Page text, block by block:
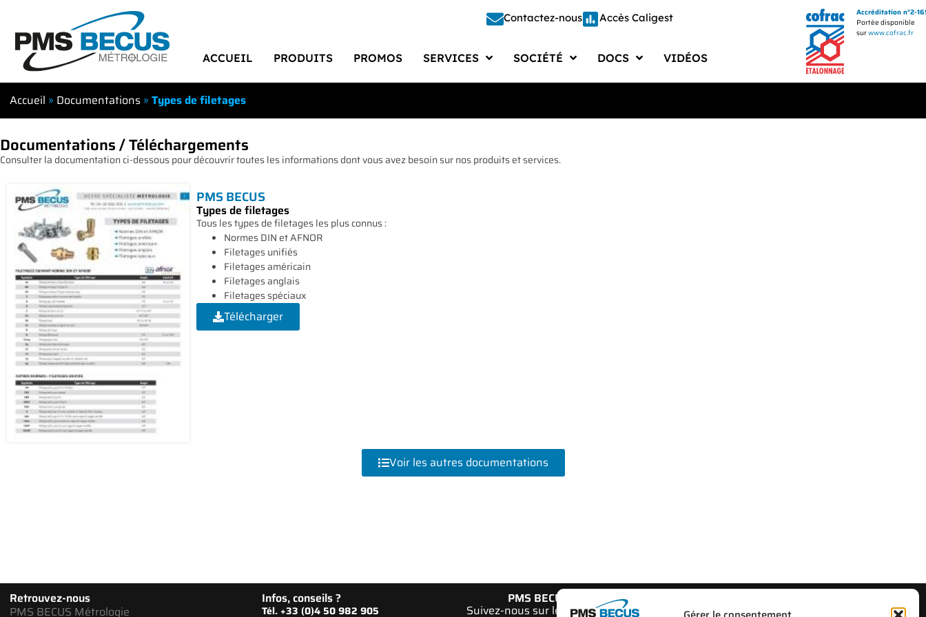
Contactez-nous Accès Caligest
ACCUEIL PRODUITS PROMOS SERVICES
Étalonnage
SOCIÉTÉ
Société
DOCS
Documents PMS BECUS
VIDÉOS
Accréditation n°2-
Portée disponible
surwww.cofrac.fr
Accueil » Documentations » Types de filetages
Documentations / Téléchargements
Consulter la documentation ci-dessous pour découvrir toutes les informations dont vous avez besoin sur nos produits et services.
PMS BECUS
Types de filetages
Tous les types de filetages les plus connus :
Normes DIN et AFNOR
Filetages unifiés
Filetages américain
Filetages anglais
Filetages spéciaux
Télécharger
Voir les autres documentations
Retrouvez-nous
PMS BECUS Métrologie
Infos, conseils ?
Tél. +33 (0)4 50 982 905
PMS BECUS
Suivez-nous sur les réseaux